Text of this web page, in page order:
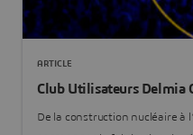
ARTICLE
Club Utilisateurs Delmia
témoignages pour
De la construction nucléaire à